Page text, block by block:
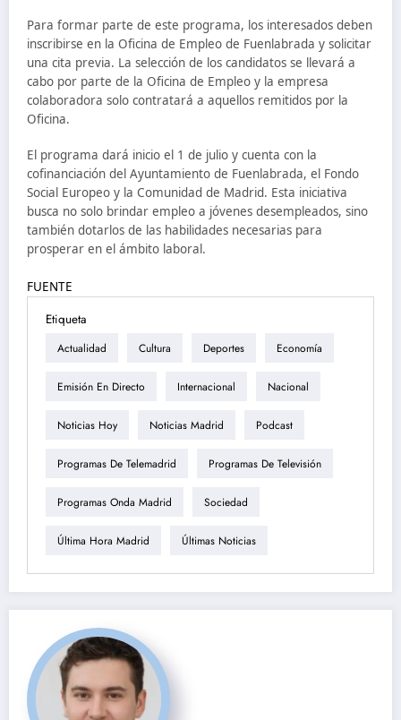
Para formar parte de este programa, los interesados deben
inscribirse en la Oficina de Empleo de Fuenlabrada y solicitar
una cita previa. La selección de los candidatos se llevará a
cabo por parte de la Oficina de Empleo y la empresa
colaboradora solo contratará a aquellos remitidos por la
Oficina.
El programa dará inicio el 1 de julio y cuenta con la
cofinanciación del Ayuntamiento de Fuenlabrada, el Fondo
Social Europeo y la Comunidad de Madrid. Esta iniciativa
busca no solo brindar empleo a jóvenes desempleados, sino
también dotarlos de las habilidades necesarias para
prosperar en el ámbito laboral.
FUENTE
Etiqueta
Actualidad Cultura Deportes Economía
Emisión En Directo Internacional Nacional
Noticias Hoy Noticias Madrid Podcast
Programas De Telemadrid Programas De Televisión
Programas Onda Madrid Sociedad
Última Hora Madrid Últimas Noticias